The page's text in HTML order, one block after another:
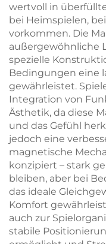
wertvoll in
bei Heimspielen,
vorkommen. Die
außergewöhnliche
spezielle
Bedingungen eine
gewährleistet.
Integration von
Ästhetik, da diese
und das Gefühl
jedoch eine
magnetische
konzipiert – stark
bleiben, aber bei
das ideale
Komfort
auch zur
stabile